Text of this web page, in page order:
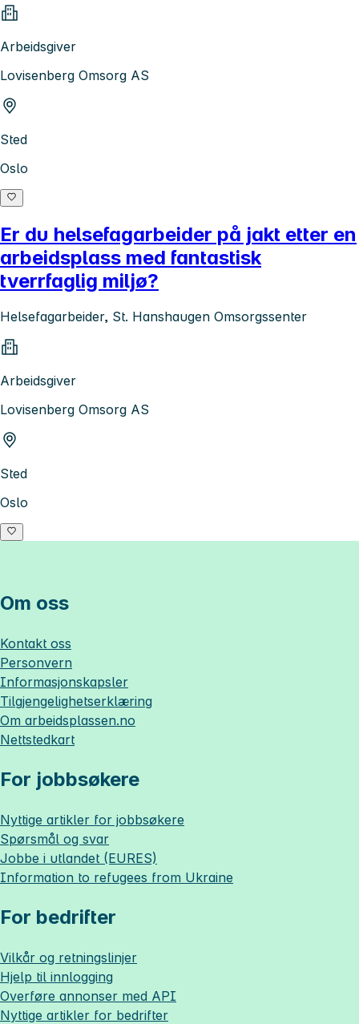
Arbeidsgiver
Lovisenberg Omsorg AS
Sted
Oslo
Er du helsefagarbeider på jakt etter en
arbeidsplass med fantastisk
tverrfaglig miljø?
Helsefagarbeider, St. Hanshaugen Omsorgssenter
Arbeidsgiver
Lovisenberg Omsorg AS
Sted
Oslo
Om oss
Kontakt oss
Personvern
Informasjonskapsler
Tilgjengelighetserklæring
Om arbeidsplassen.no
Nettstedkart
For jobbsøkere
Nyttige artikler for jobbsøkere
Spørsmål og svar
Jobbe i utlandet (EURES)
Information to refugees from Ukraine
For bedrifter
Vilkår og retningslinjer
Hjelp til innlogging
Overføre annonser med API
Nyttige artikler for bedrifter